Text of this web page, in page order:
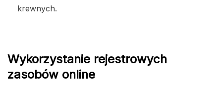
krewnych.
Wykorzystanie rejestrowych
zasobów online